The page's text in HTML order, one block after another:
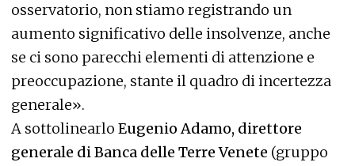
osservatorio, non stiamo registrando un
aumento significativo delle insolvenze, anche
se ci sono parecchi elementi di attenzione e
preoccupazione, stante il quadro di incertezza
generale».
A sottolinearlo Eugenio Adamo, direttore
generale di Banca delle Terre Venete (gruppo